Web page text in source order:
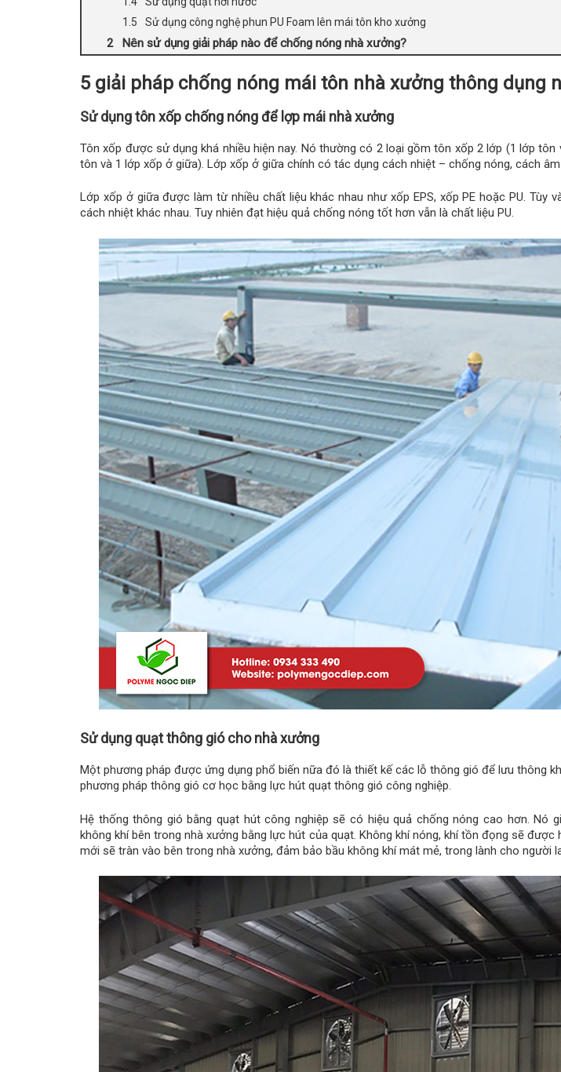
Sử dụng công nghệ phun PU Foam lên mái tôn kho xưởng
Nên sử dụng giải pháp nào để chống nóng nhà xưởng?
5 giải pháp chống nóng mái tôn nhà xưởng thông dụng
Sử dụng tôn xốp chống nóng để lợp mái nhà xưởng
Tôn xốp được sử dụng khá nhiều hiện nay. Nó thường có 2 loại gồm tôn xốp 2 lớp (1 lớp
tôn và 1 lớp xốp ở giữa). Lớp xốp ở giữa chính có tác dụng cách nhiệt – chống nóng, cách
Lớp xốp ở giữa được làm từ nhiều chất liệu khác nhau như xốp EPS, xốp PE hoặc PU. Tùy
cách nhiệt khác nhau. Tuy nhiên đạt hiệu quả chống nóng tốt hơn vẫn là chất liệu PU.
Sử dụng quạt thông gió cho nhà xưởng
Một phương pháp được ứng dụng phổ biến nữa đó là thiết kế các lỗ thông gió để lưu thông
phương pháp thông gió cơ học bằng lực hút quạt thông gió công nghiệp.
Hệ thống thông gió bằng quạt hút công nghiệp sẽ có hiệu quả chống nóng cao hơn. Nó
không khí bên trong nhà xưởng bằng lực hút của quạt. Không khí nóng, khí tồn đọng sẽ được
mới sẽ tràn vào bên trong nhà xưởng, đảm bảo bầu không khí mát mẻ, trong lành cho người